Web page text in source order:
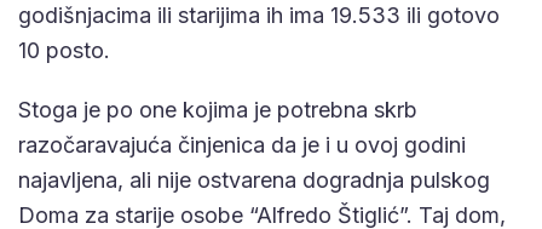
godišnjacima ili starijima ih ima 19.533 ili gotovo
10 posto.
Stoga je po one kojima je potrebna skrb
razočaravajuća činjenica da je i u ovoj godini
najavljena, ali nije ostvarena dogradnja pulskog
Doma za starije osobe “Alfredo Štiglić”. Taj dom,